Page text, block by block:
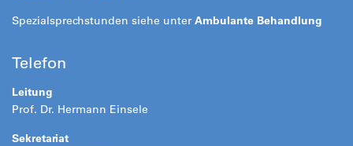
Spezialsprechstunden siehe unterAmbulante Behandlung
Telefon
Leitung
Prof. Dr. Hermann Einsele
Sekretariat